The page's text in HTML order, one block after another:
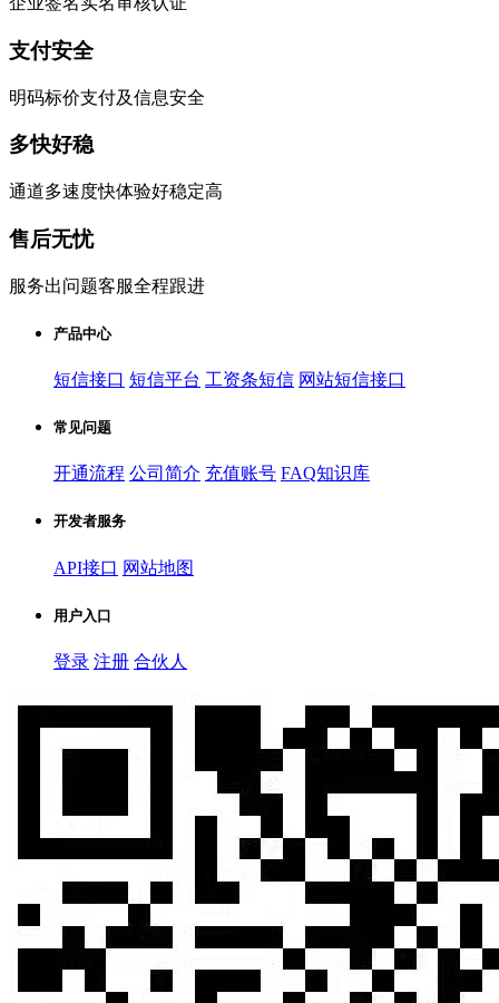
支付安全
明码标价支付及信息安全
多快好稳
通道多速度快体验好稳定高
售后无忧
服务出问题客服全程跟进
产品中心
短信接口 短信平台 工资条短信 网站短信接口
常见问题
开通流程 公司简介 充值账号 FAQ知识库
开发者服务
API接口 网站地图
用户入口
登录 注册 合伙人